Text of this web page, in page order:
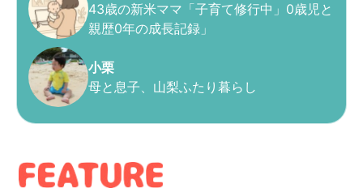
43歳の新米ママ「子育て修行中」0歳児と
親歴0年の成長記録」
小栗
母と息子、山梨ふたり暮らし